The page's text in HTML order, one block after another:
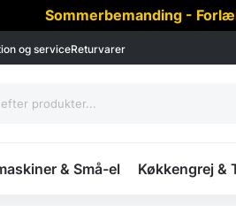
Sommerbemanding -
og serviceReturvarer
& Små-el Køkkengrej &